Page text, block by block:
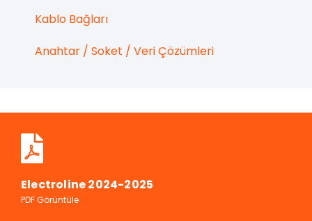
Kablo Bağları
Anahtar / Soket / Veri Çözümleri
Electroline 2024-2025
PDF Görüntüle